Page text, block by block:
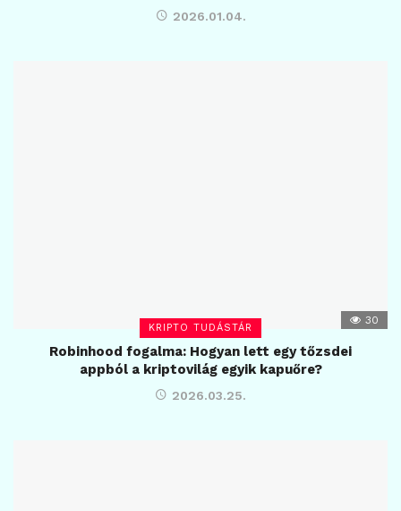
2026.01.04.
KRIPTO TUDÁSTÁR
30
Robinhood fogalma: Hogyan lett egy tőzsdei
appból a kriptovilág egyik kapuőre?
2026.03.25.